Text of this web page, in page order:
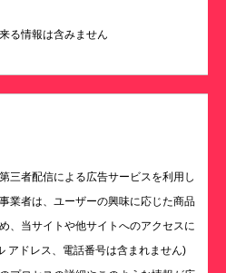
る情報は含みません
三者配信による広告サービスを利用し
業者は、ユーザーの興味に応じた商品
、当サイトや他サイトへのアクセスに
アドレス、電話番号は含まれません)